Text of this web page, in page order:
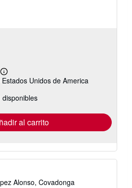
Más
información
las
tarifas
envío
Unidos de America
disponibles
al carrito
Alonso, Covadonga